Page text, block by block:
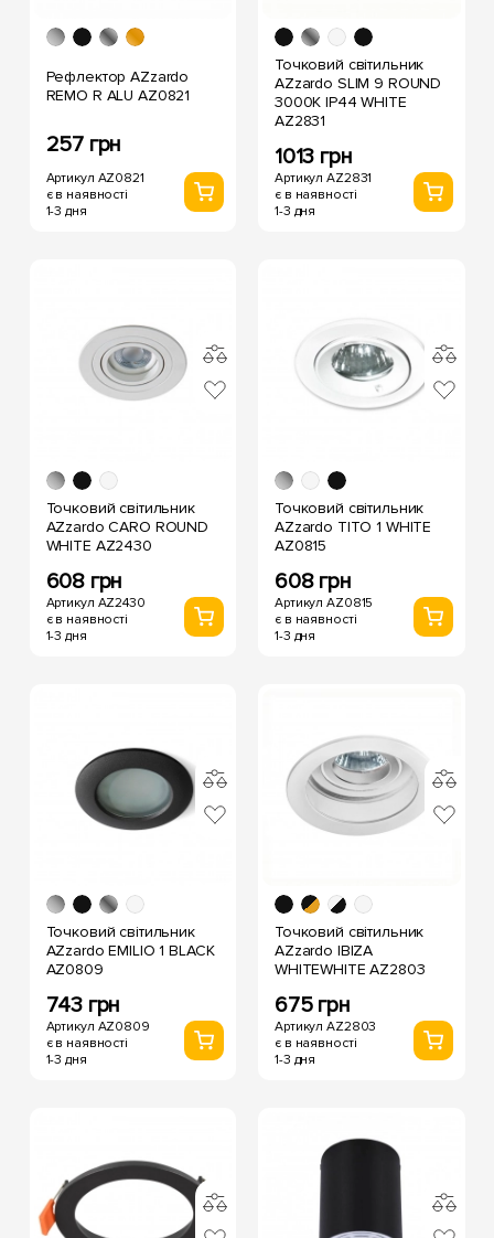
Рефлектор AZzardo
REMO R ALU AZ0821
257 грн
Артикул AZ0821
є в наявності
1-3 дня
Точковий світильник
AZzardo SLIM 9 ROUND
3000K IP44 WHITE
AZ2831
1013 грн
Артикул AZ2831
є в наявності
1-3 дня
Точковий світильник
AZzardo CARO ROUND
WHITE AZ2430
608 грн
Артикул AZ2430
є в наявності
1-3 дня
Точковий світильник
AZzardo TITO 1 WHITE
AZ0815
608 грн
Артикул AZ0815
є в наявності
1-3 дня
Точковий світильник
AZzardo EMILIO 1 BLACK
AZ0809
743 грн
Артикул AZ0809
є в наявності
1-3 дня
Точковий світильник
AZzardo IBIZA
WHITEWHITE AZ2803
675 грн
Артикул AZ2803
є в наявності
1-3 дня